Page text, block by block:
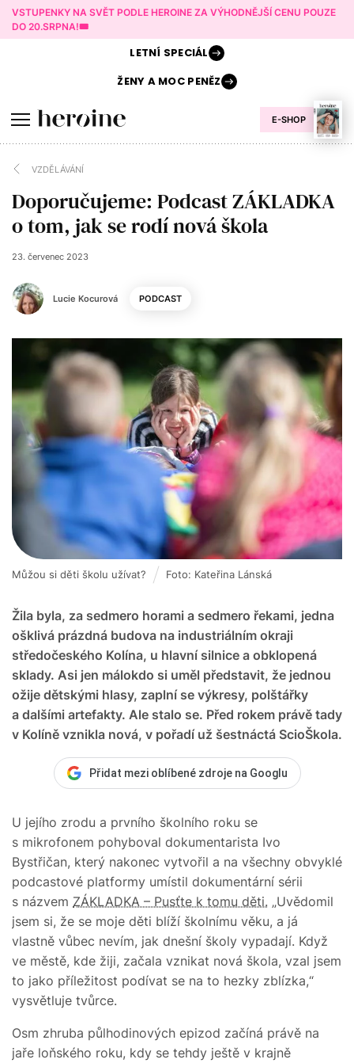
VSTUPENKY NA SVĚT PODLE HEROINE ZA VÝHODNĚJŠÍ CENU POUZE
DO 20.SRPNA!🎟️
E-SHOP
LETNÍ SPECIÁL
ŽENY AMOC PENĚZ
VZDĚLÁVÁNÍ
Doporučujeme: Podcast ZÁKLADKA
o tom, jak se rodí nová škola
Lucie Kocurová
23. červenec 2023
PODCAST
Žila byla, za sedmero horami a sedmero řekami, jedna
ošklivá prázdná budova na industriálním okraji
středočeského Kolína, u hlavní silnice a obklopená
sklady. Asi jen málokdo si uměl představit, že jednou
ožije dětskými hlasy, zaplní se výkresy, polštářky
a dalšími artefakty. Ale stalo se. Před rokem právě tady
v Kolíně vznikla nová, v pořadí už šestnáctá ScioŠkola.
Můžou si děti školu užívat? Foto: Kateřina Lánská
Přidat mezi oblíbené zdroje na Googlu
U jejího zrodu a prvního školního roku se
s mikrofonem pohyboval dokumentarista Ivo
Bystřičan, který nakonec vytvořil a na všechny obvyklé
podcastové platformy umístil dokumentární sérii
s názvem ZÁKLADKA – Pusťte k tomu děti. „Uvědomil
jsem si, že se moje děti blíží školnímu věku, a já
vlastně vůbec nevím, jak dnešní školy vypadají. Když
ve městě, kde žiji, začala vznikat nová škola, vzal jsem
to jako příležitost podívat se na to hezky zblízka,“
vysvětluje tvůrce.
Osm zhruba půlhodinových epizod začíná právě na
jaře loňského roku, kdy se tehdy ještě v krajně